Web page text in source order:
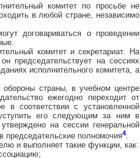
комитет по просьбе не
в любой стране, независимо
договариваться о проведении
комитет и секретариат. На
председательствует на сессиях
исполнительного комитета, а
обороны страны, в учебном центре
ежегодно переходит от
в соответствии с установленной
его следующим за ним в
на сессии генеральной
председательские полномочия4.
и выполняет такие функции, как: